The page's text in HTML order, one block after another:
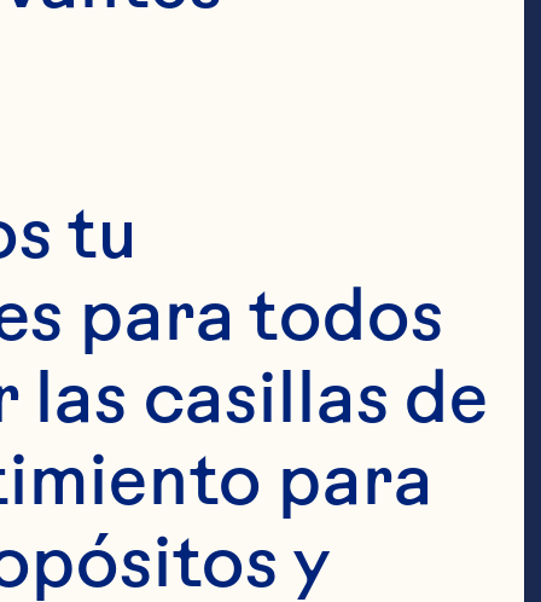
calorías 3
1 oz de
frutos rojos
tu
para todos
las casillas de
para
y